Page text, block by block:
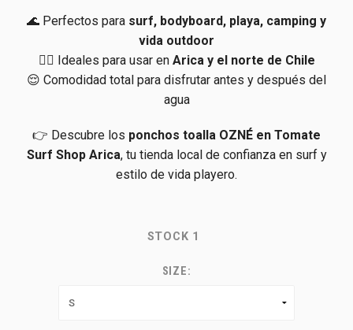
🌊 Perfectos para surf, bodyboard, playa, camping y
vida outdoor
🏄‍♂️ Ideales para usar en Arica y el norte de Chile
😌 Comodidad total para disfrutar antes y después del
agua
👉 Descubre los ponchos toalla OZNÉ en Tomate
Surf Shop Arica, tu tienda local de confianza en surf y
estilo de vida playero.
STOCK 1
SIZE: